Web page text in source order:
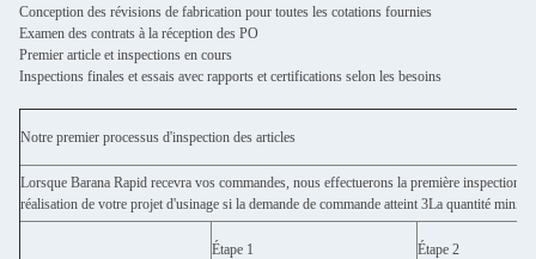
Conception des révisions de fabrication pour toutes les cotations fournies
Examen des contrats à la réception des PO
Premier article et inspections en cours
Inspections finales et essais avec rapports et certifications selon les besoins
Notre premier processus d'inspection des articles
Lorsque Barana Rapid recevra vos commandes, nous effectuerons la première
réalisation de votre projet d'usinage si la demande de commande atteint 3La quantité
Étape 1 Étape 2